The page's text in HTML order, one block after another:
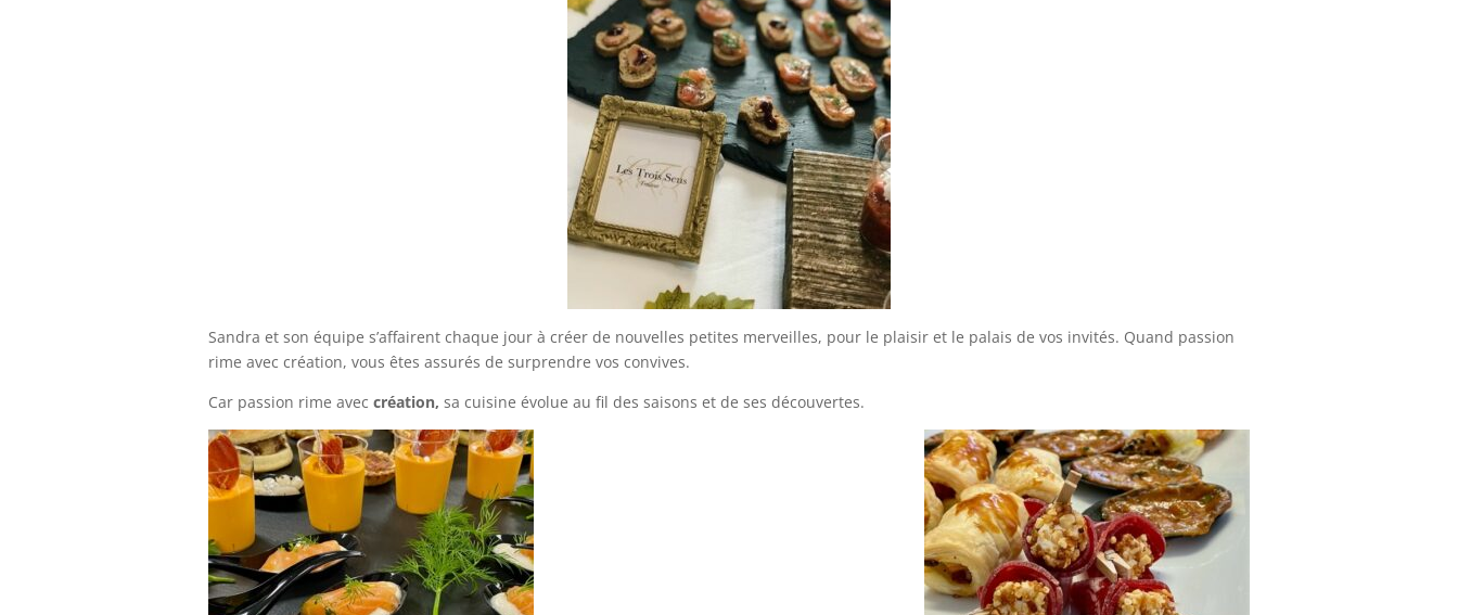
Sandra et son équipe s’affairent chaque jour à créer de nouvelles petites merveilles, pour le plaisir et le palais de vos invités. Quand passion
rime avec création, vous êtes assurés de surprendre vos convives.
Car passion rime avec création, sa cuisine évolue au fil des saisons et de ses découvertes.